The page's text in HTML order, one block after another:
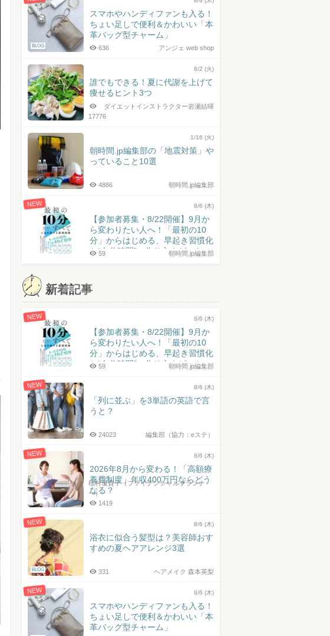
BLOG
スマホやハンディファンも入る！
ちょい足しで便利＆かわいい「本
革バッグ型チャーム」
アンジェ web shop
636
8/2 (火)
誰でもできる！夏に代謝を上げて
痩せるヒント3つ
ダイエットインストラクター岩瀬結暉
17776
1/16 (火)
朝時間.jp編集部の「地震対策」や
っていること10選
朝時間.jp編集部
4886
NEW 8/6 (木)
【参加者募集・8/22開催】9月か
ら変わりたい人へ！「最初の10
分」からはじめる、早起き習慣化
と“自分時間”の作り方｜ゲスト：
朝時間.jp編集部
59
新着記事
NEW 8/6 (木)
【参加者募集・8/22開催】9月か
ら変わりたい人へ！「最初の10
分」からはじめる、早起き習慣化
と“自分時間”の作り方｜ゲスト：
朝時間.jp編集部
59
NEW 8/6 (木)
「列に並ぶ」を3単語の英語で言
うと？
編集部（協力：eステ）
24023
NEW 8/6 (木)
2026年8月から変わる！「高額療
養費制度」年収400万円ならどう
なる？
稲村優貴子（ファイナンシャルプランナ
ー）
1419
NEW
BLOG
8/6 (木)
浴衣に似合う髪型は？美容師おす
すめの夏ヘアアレンジ3選
ヘアメイク 森本英梨
331
NEW 8/6 (木)
スマホやハンディファンも入る！
ちょい足しで便利＆かわいい「本
革バッグ型チャーム」